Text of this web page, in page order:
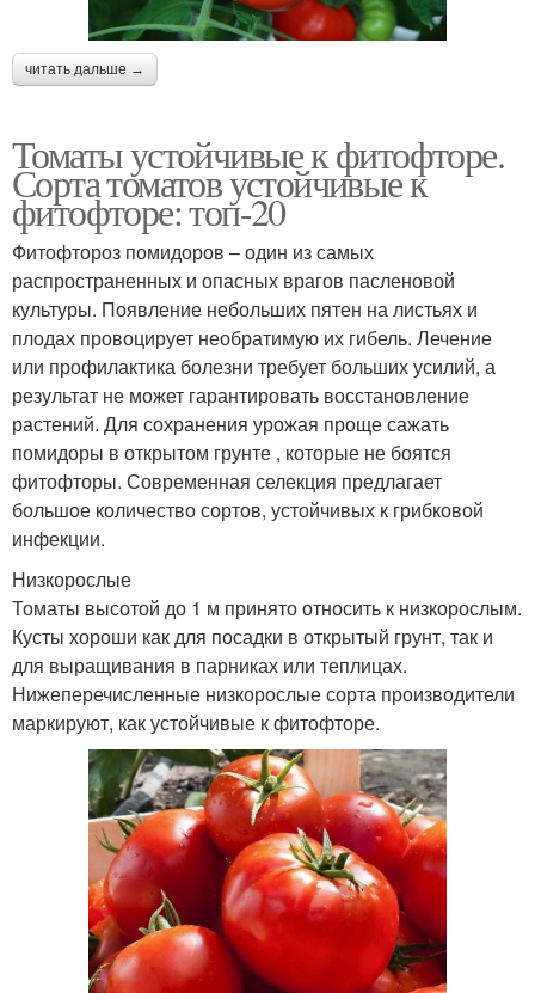
читать дальше →
Томаты устойчивые к фитофторе.
Сорта томатов устойчивые к
фитофторе: топ-20
Фитофтороз помидоров – один из самых
распространенных и опасных врагов пасленовой
культуры. Появление небольших пятен на листьях и
плодах провоцирует необратимую их гибель. Лечение
или профилактика болезни требует больших усилий, а
результат не может гарантировать восстановление
растений. Для сохранения урожая проще сажать
помидоры в открытом грунте , которые не боятся
фитофторы. Современная селекция предлагает
большое количество сортов, устойчивых к грибковой
инфекции.
Низкорослые
Томаты высотой до 1 м принято относить к низкорослым.
Кусты хороши как для посадки в открытый грунт, так и
для выращивания в парниках или теплицах.
Нижеперечисленные низкорослые сорта производители
маркируют, как устойчивые к фитофторе.